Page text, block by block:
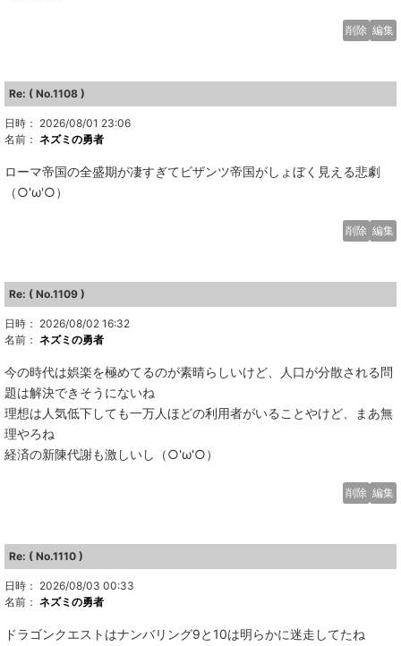
編集
削除
Re: ( No.1108 )
日時： 2026/08/01 23:06
名前： ネズミの勇者
ローマ帝国の全盛期が凄すぎてビザンツ帝国がしょぼく見える悲劇
（○'ω'○）
編集
削除
Re: ( No.1109 )
日時： 2026/08/02 16:32
名前： ネズミの勇者
今の時代は娯楽を極めてるのが素晴らしいけど、人口が分散される問
題は解決できそうにないね
理想は人気低下しても一万人ほどの利用者がいることやけど、まあ無
理やろね
経済の新陳代謝も激しいし（○'ω'○）
編集
削除
Re: ( No.1110 )
日時： 2026/08/03 00:33
名前： ネズミの勇者
ドラゴンクエストはナンバリング9と10は明らかに迷走してたね